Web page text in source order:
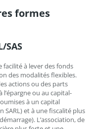
formes
SAS
facilité à lever des fonds
des modalités flexibles.
actions ou des parts
l’épargne ou au capital-
à un capital
SARL) et à une fiscalité plus
L’association, de